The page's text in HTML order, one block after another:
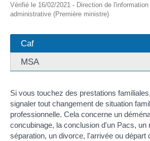
Vérifié le 16/02/2021 - Direction de
administrative (Première ministre)
Caf
MSA
Si vous touchez des prestations
signaler tout changement de situation
professionnelle. Cela concerne un
concubinage, la conclusion d'un Pacs, un
séparation, un divorce, l'arrivée ou départ